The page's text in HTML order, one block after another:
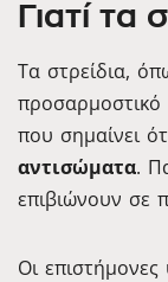
Γιατί τα
Τα στρείδια,
που σημαίνει
αντισώματα.
επιβιώνουν σε
Οι